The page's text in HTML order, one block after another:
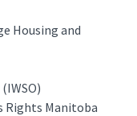
Housing and
Rights Manitoba